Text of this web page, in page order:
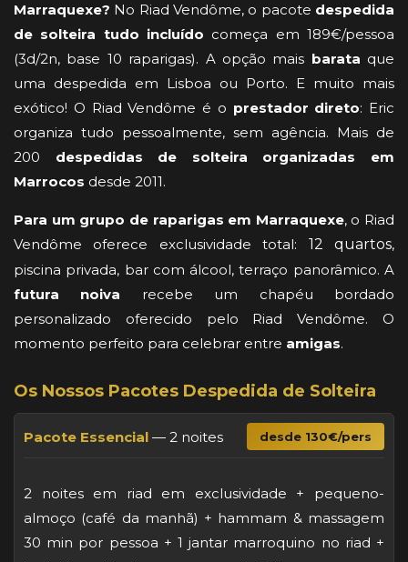
Marraquexe? No Riad Vendôme, o pacote despedida
de solteira tudo incluído começa em 189€/pessoa
(3d/2n, base 10 raparigas). A opção mais barata que
uma despedida em Lisboa ou Porto. E muito mais
exótico! O Riad Vendôme é o prestador direto: Eric
organiza tudo pessoalmente, sem agência. Mais de
200 despedidas de solteira organizadas em
Marrocos desde 2011.
Para um grupo de raparigas em Marraquexe, o Riad
Vendôme oferece exclusividade total: 12 quartos,
piscina privada, bar com álcool, terraço panorâmico. A
futura noiva recebe um chapéu bordado
personalizado oferecido pelo Riad Vendôme. O
momento perfeito para celebrar entre amigas.
Os Nossos Pacotes Despedida de Solteira
Pacote Essencial — 2 noites desde 130€/pers
2 noites em riad em exclusividade + pequeno-
almoço (café da manhã) + hammam & massagem
30 min por pessoa + 1 jantar marroquino no riad +